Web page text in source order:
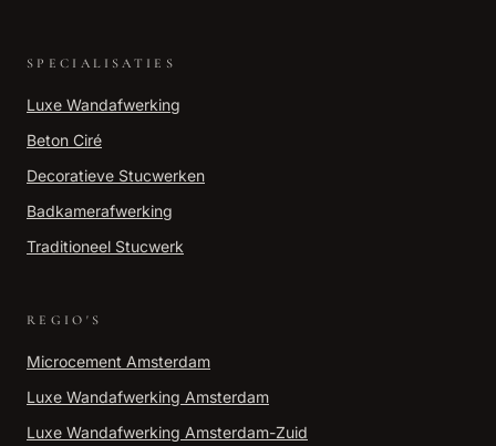
SPECIALISATIES
Luxe Wandafwerking
Beton Ciré
Decoratieve Stucwerken
Badkamerafwerking
Traditioneel Stucwerk
REGIO'S
Microcement Amsterdam
Luxe Wandafwerking Amsterdam
Luxe Wandafwerking Amsterdam-Zuid